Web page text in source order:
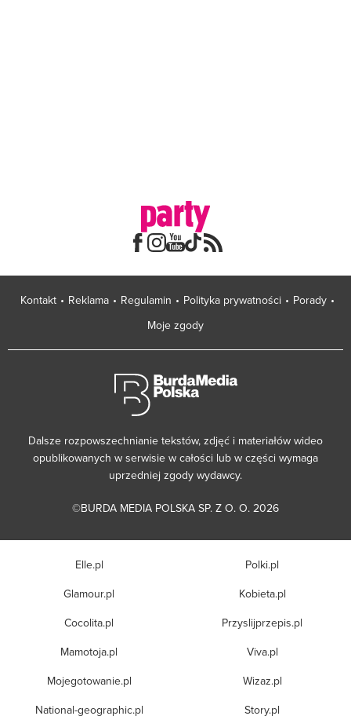
Kontakt Reklama Regulamin Polityka prywatności
Porady
Moje zgody
Dalsze rozpowszechnianie tekstów, zdjęć i materiałów wideo
opublikowanych w serwisie w całości lub w części wymaga
uprzedniej zgody wydawcy.
©BURDA MEDIA POLSKA SP. Z O. O. 2026
Elle.pl
Glamour.pl
Cocolita.pl
Mamotoja.pl
Mojegotowanie.pl
National-geographic.pl
Polki.pl
Kobieta.pl
Przyslijprzepis.pl
Viva.pl
Wizaz.pl
Story.pl